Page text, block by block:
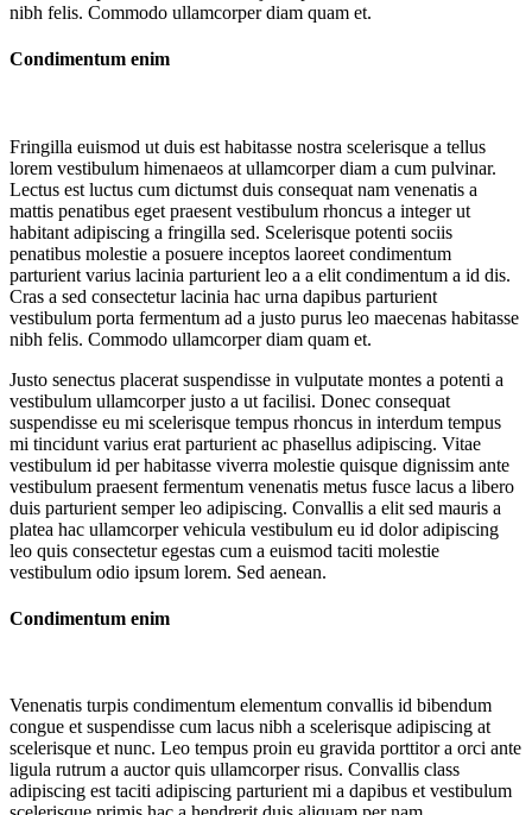
nibh felis. Commodo ullamcorper diam quam et.
Condimentum enim
Fringilla euismod ut duis est habitasse nostra scelerisque a tellus
lorem vestibulum himenaeos at ullamcorper diam a cum pulvinar.
Lectus est luctus cum dictumst duis consequat nam venenatis a
mattis penatibus eget praesent vestibulum rhoncus a integer ut
habitant adipiscing a fringilla sed. Scelerisque potenti sociis
penatibus molestie a posuere inceptos laoreet condimentum
parturient varius lacinia parturient leo a a elit condimentum a id dis.
Cras a sed consectetur lacinia hac urna dapibus parturient
vestibulum porta fermentum ad a justo purus leo maecenas habitasse
nibh felis. Commodo ullamcorper diam quam et.
Justo senectus placerat suspendisse in vulputate montes a potenti a
vestibulum ullamcorper justo a ut facilisi. Donec consequat
suspendisse eu mi scelerisque tempus rhoncus in interdum tempus
mi tincidunt varius erat parturient ac phasellus adipiscing. Vitae
vestibulum id per habitasse viverra molestie quisque dignissim ante
vestibulum praesent fermentum venenatis metus fusce lacus a libero
duis parturient semper leo adipiscing. Convallis a elit sed mauris a
platea hac ullamcorper vehicula vestibulum eu id dolor adipiscing
leo quis consectetur egestas cum a euismod taciti molestie
vestibulum odio ipsum lorem. Sed aenean.
Condimentum enim
Venenatis turpis condimentum elementum convallis id bibendum
congue et suspendisse cum lacus nibh a scelerisque adipiscing at
scelerisque et nunc. Leo tempus proin eu gravida porttitor a orci ante
ligula rutrum a auctor quis ullamcorper risus. Convallis class
adipiscing est taciti adipiscing parturient mi a dapibus et vestibulum